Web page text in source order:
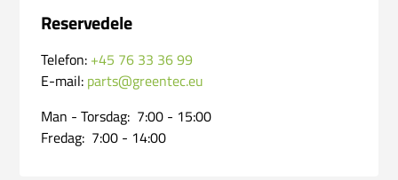
Reservedele
Telefon: +45 76 33 36 99
E-mail: parts@greentec.eu
Man - Torsdag: 7:00 - 15:00
Fredag: 7:00 - 14:00